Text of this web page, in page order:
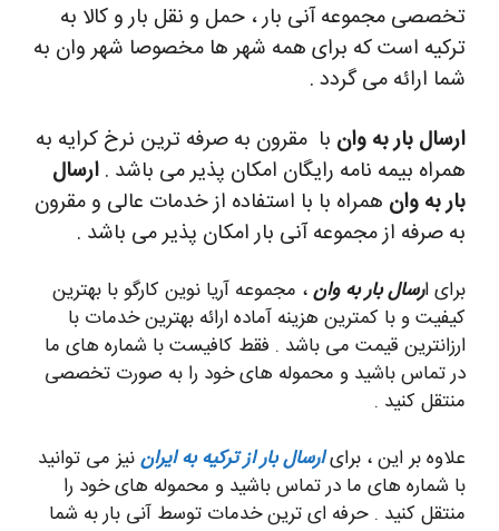
تخصصی مجموعه آنی بار ، حمل و نقل بار و کالا به
ترکیه است که برای همه شهر ها مخصوصا شهر وان به
شما ارائه می گردد .
ارسال بار به وان با مقرون به صرفه ترین نرخ کرایه به
همراه بیمه نامه رایگان امکان پذیر می باشد . ارسال
بار به وان همراه با با استفاده از خدمات عالی و مقرون
به صرفه از مجموعه آنی بار امکان پذیر می باشد .
برای ارسال بار به وان، مجموعه آریا نوین کارگو با بهترین
کیفیت و با کمترین هزینه آماده ارائه بهترین خدمات با
ارزانترین قیمت می باشد . فقط کافیست با شماره های ما
در تماس باشید و محموله های خود را به صورت تخصصی
منتقل کنید .
علاوه بر این ، برایارسال بار از ترکیه به ایراننیز می توانید
با شماره های ما در تماس باشید و محموله های خود را
منتقل کنید . حرفه ای ترین خدمات توسط آنی بار به شما